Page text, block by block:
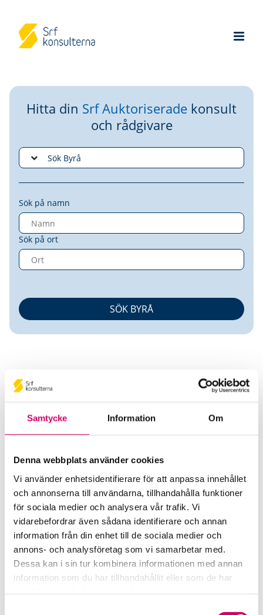
Samtycke Information Om
Denna webbplats använder cookies
Vi använder enhetsidentifierare för att anpassa innehållet
och annonserna till användarna, tillhandahålla funktioner
för sociala medier och analysera vår trafik. Vi
vidarebefordrar även sådana identifierare och annan
information från din enhet till de sociala medier och
annons- och analysföretag som vi samarbetar med.
Dessa kan i sin tur kombinera informationen med annan
information som du har tillhandahållit eller som de har
Hitta din Srf Auktoriserade konsult
och rådgivare
Sök på namn
Sök på ort
Rådgivarna i Sjuhärad ek för
Srf Auktoriserade konsulter
Anders Andersson
Auktoriserad Redovisningskonsult, Srf Certifierad
Affärsrådgivare
Skicka e-post
0325-61 86 51
Katarina Ingemanson
Auktoriserad Redovisningskonsult
Skicka e-post